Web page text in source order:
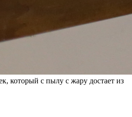
который с пылу с жару достает из